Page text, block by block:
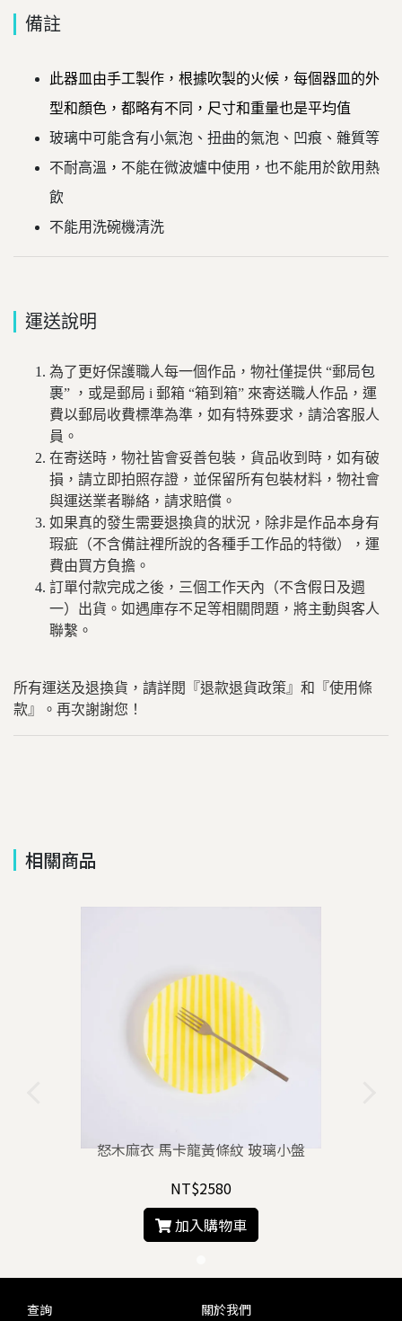
備註
此器皿由手工製作，根據吹製的火候，每個器皿的外
型和顏色，都略有不同，尺寸和重量也是平均值
玻璃中可能含有小氣泡、扭曲的氣泡、凹痕、雜質等
不耐高溫 ， 不能在微波爐中使用，也不能用於飲用熱
飲
不能用洗碗機清洗
運送說明
為了更好保護職人每一個作品，物社僅提供 “郵局包
裹” ，或是郵局 i 郵箱 “箱到箱” 來寄送職人作品，運
費以郵局收費標準為準，如有特殊要求，請洽客服人
員。
在寄送時，物社皆會妥善包裝，貨品收到時，如有破
損，請立即拍照存證，並保留所有包裝材料，物社會
與運送業者聯絡，請求賠償。
如果真的發生需要退換貨的狀況，除非是作品本身有
瑕疵（不含備註裡所說的各種手工作品的特徵），運
費由買方負擔。
訂單付款完成之後，三個工作天內（不含假日及週
一）出貨。如遇庫存不足等相關問題，將主動與客人
聯繫。
所有運送及退換貨，請詳閱『退款退貨政策』和『使用條
款』。再次謝謝您！
相關商品
怒木麻衣 馬卡龍黃條紋 玻璃小盤
NT$2580
加入購物車
查詢 關於我們